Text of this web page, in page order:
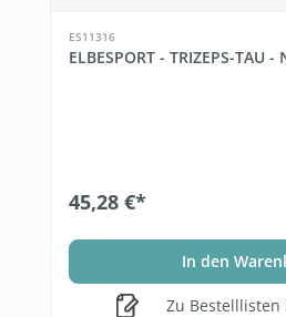
ES11316
ELBESPORT - TRIZEPS-TAU -
45,28 €*
In den
Zu